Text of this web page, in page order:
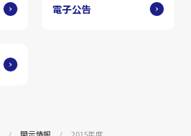
電子公告